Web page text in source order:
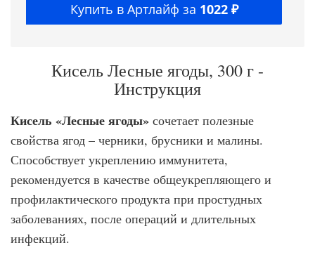
Купить в Артлайф за 1022 ₽
Кисель Лесные ягоды, 300 г -
Инструкция
Кисель «Лесные ягоды» сочетает полезные
свойства ягод – черники, брусники и малины.
Способствует укреплению иммунитета,
рекомендуется в качестве общеукрепляющего и
профилактического продукта при простудных
заболеваниях, после операций и длительных
инфекций.